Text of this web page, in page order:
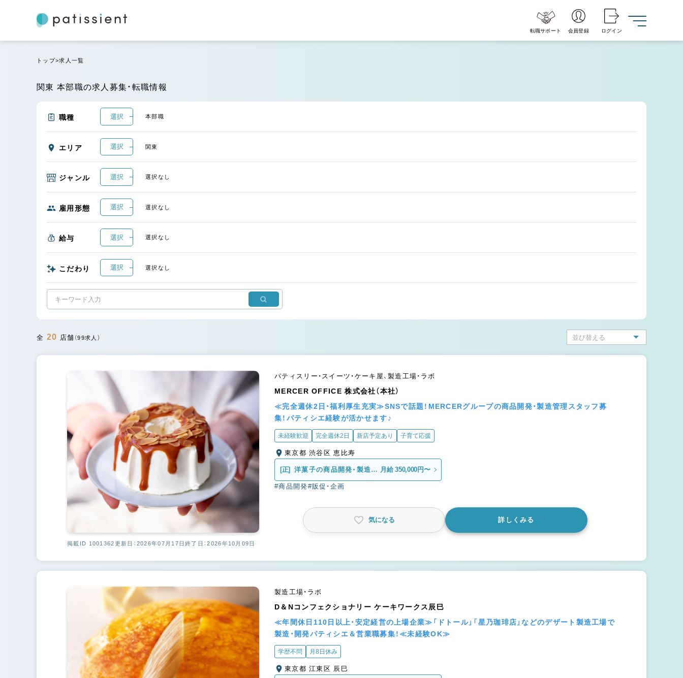
転職サポート 会員登録 ログイン
トップ 求人一覧
関東 本部職の求人募集・転職情報
職種 選択 本部職
エリア 選択 関東
ジャンル 選択 選択なし
雇用形態 選択 選択なし
給与 選択 選択なし
こだわり 選択 選択なし
全 20 店舗 （99求人）
パティスリー・スイーツ・ケーキ屋、製造工場・ラボ
MERCER OFFICE 株式会社（本社）
≪完全週休2日・福利厚生充実≫SNSで話題！MERCERグループの商品開発・製造管理スタッフ募
集！パティシエ経験が活かせます♪
未経験歓迎 完全週休2日 新店予定あり 子育て応援
東京都 渋谷区 恵比寿
[正]
洋菓子の商品開発・製造管
理
月給 350,000円〜
#商品開発#販促・企画
気になる 詳しくみる
掲載ID 1001362更新日：2026年07月17日終了日：2026年10月09日
製造工場・ラボ
D＆Nコンフェクショナリー ケーキワークス辰巳
≪年間休日110日以上・安定経営の上場企業≫「ドトール」「星乃珈琲店」などのデザート製造工場で
製造・開発パティシエ＆営業職募集！≪未経験OK≫
学歴不問 月8日休み
東京都 江東区 辰巳